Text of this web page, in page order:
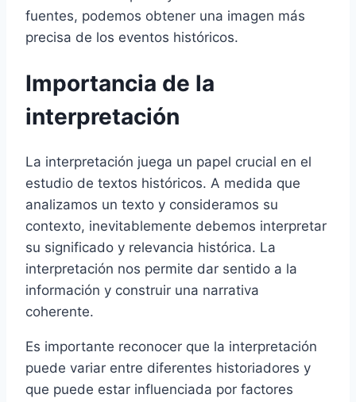
fuentes, podemos obtener una imagen más
precisa de los eventos históricos.
Importancia de la
interpretación
La interpretación juega un papel crucial en el
estudio de textos históricos. A medida que
analizamos un texto y consideramos su
contexto, inevitablemente debemos interpretar
su significado y relevancia histórica. La
interpretación nos permite dar sentido a la
información y construir una narrativa
coherente.
Es importante reconocer que la interpretación
puede variar entre diferentes historiadores y
que puede estar influenciada por factores